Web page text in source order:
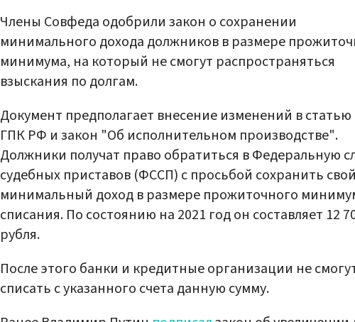
Члены Совфеда одобрили закон о сохранении
минимального дохода должников в размере
минимума, на который не смогут распространяться
взыскания по долгам.
Документ предполагает внесение изменений в статью
ГПК РФ и закон "Об исполнительном производстве".
Должники получат право обратиться в Федеральную
судебных приставов (ФССП) с просьбой сохранить
минимальный доход в размере прожиточного
списания. По состоянию на 2021 год он составляет 12
рубля.
После этого банки и кредитные организации не
списать с указанного счета данную сумму.